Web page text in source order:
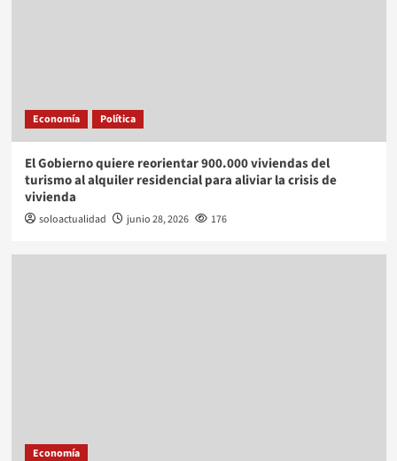
Economía Política
El Gobierno quiere reorientar 900.000 viviendas del
turismo al alquiler residencial para aliviar la crisis de
vivienda
soloactualidad junio 28, 2026 176
Economía